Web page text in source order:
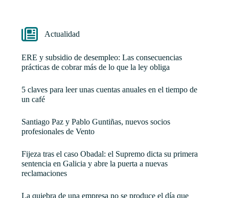
Actualidad
ERE y subsidio de desempleo: Las consecuencias
prácticas de cobrar más de lo que la ley obliga
5 claves para leer unas cuentas anuales en el tiempo de
un café
Santiago Paz y Pablo Guntiñas, nuevos socios
profesionales de Vento
Fijeza tras el caso Obadal: el Supremo dicta su primera
sentencia en Galicia y abre la puerta a nuevas
reclamaciones
La quiebra de una empresa no se produce el día que